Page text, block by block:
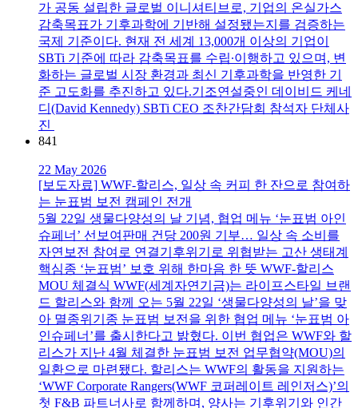
가 공동 설립한 글로벌 이니셔티브로, 기업의 온실가스
감축목표가 기후과학에 기반해 설정됐는지를 검증하는
국제 기준이다. 현재 전 세계 13,000개 이상의 기업이
SBTi 기준에 따라 감축목표를 수립∙이행하고 있으며, 변
화하는 글로벌 시장 환경과 최신 기후과학을 반영한 기
준 고도화를 추진하고 있다.기조연설중인 데이비드 케네
디(David Kennedy) SBTi CEO 조찬간담회 참석자 단체사
진
841
22 May 2026
[보도자료] WWF-할리스, 일상 속 커피 한 잔으로 참여하
는 눈표범 보전 캠페인 전개
5월 22일 생물다양성의 날 기념, 협업 메뉴 ‘눈표범 아인
슈페너’ 선보여판매 건당 200원 기부… 일상 속 소비를
자연보전 참여로 연결기후위기로 위협받는 고산 생태계
핵심종 ‘눈표범’ 보호 위해 한마음 한 뜻 WWF-할리스
MOU 체결식 WWF(세계자연기금)는 라이프스타일 브랜
드 할리스와 함께 오는 5월 22일 ‘생물다양성의 날’을 맞
아 멸종위기종 눈표범 보전을 위한 협업 메뉴 ‘눈표범 아
인슈페너’를 출시한다고 밝혔다. 이번 협업은 WWF와 할
리스가 지난 4월 체결한 눈표범 보전 업무협약(MOU)의
일환으로 마련됐다. 할리스는 WWF의 활동을 지원하는
‘WWF Corporate Rangers(WWF 코퍼레이트 레인저스)’의
첫 F&B 파트너사로 함께하며, 양사는 기후위기와 인간